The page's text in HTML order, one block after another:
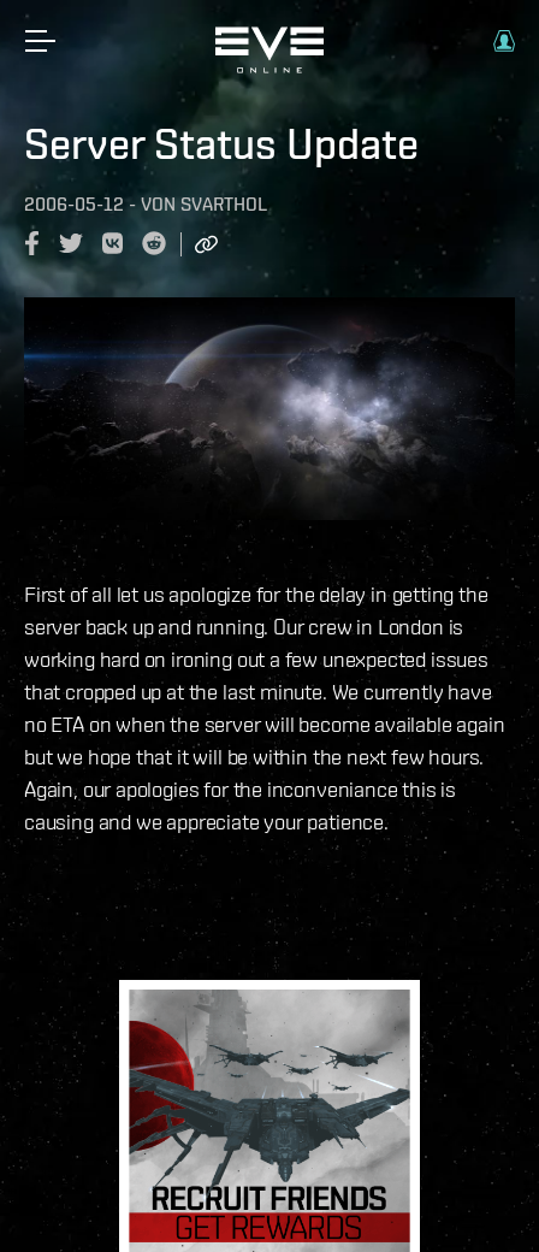
Server Status Update
2006-05-12 - VON SVARTHOL
First of all let us apologize for the delay in getting the
server back up and running. Our crew in London is
working hard on ironing out a few unexpected issues
that cropped up at the last minute. We currently have
no ETA on when the server will become available again
but we hope that it will be within the next few hours.
Again, our apologies for the inconveniance this is
causing and we appreciate your patience.